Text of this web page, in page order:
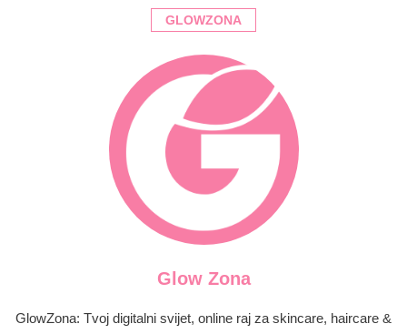
GLOWZONA
Glow Zona
GlowZona: Tvoj digitalni svijet, online raj za skincare, haircare &